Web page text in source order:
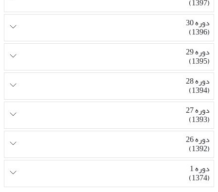
دوره 30
(1396)
دوره 29
(1395)
دوره 28
(1394)
دوره 27
(1393)
دوره 26
(1392)
دوره 1
(1374)